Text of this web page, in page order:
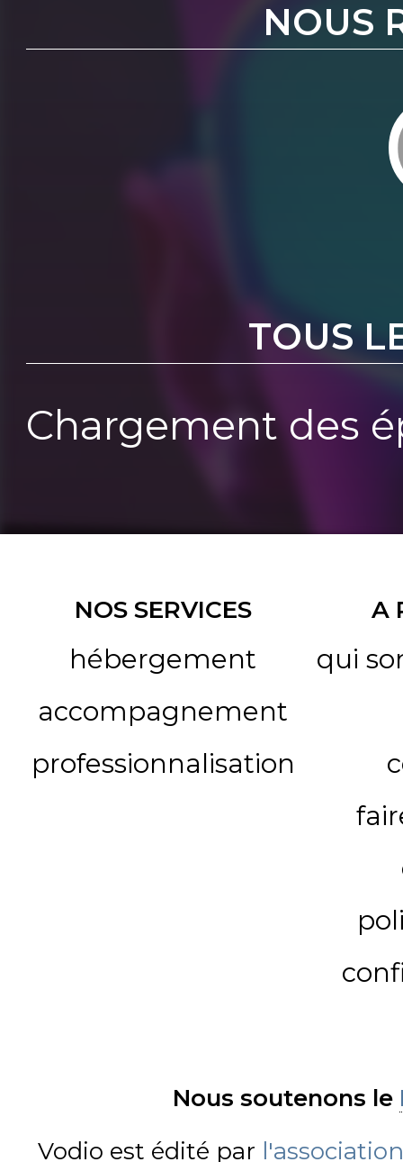
NOUS
TOUS
Chargement des
NOS SERVICES
hébergement
accompagnement
professionnalisation
A
qui